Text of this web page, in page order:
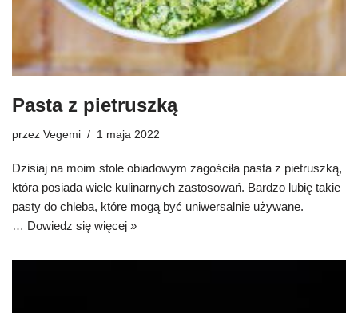
Pasta z pietruszką
przez Vegemi 1 maja 2022
Dzisiaj na moim stole obiadowym zagościła pasta z pietruszką,
która posiada wiele kulinarnych zastosowań. Bardzo lubię takie
pasty do chleba, które mogą być uniwersalnie używane.
… Dowiedz się więcej »